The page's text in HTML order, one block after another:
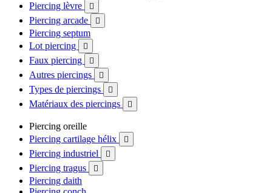
Piercing lèvre 
Piercing arcade 
Piercing septum
Lot piercing

Faux piercing 
Autres piercings 
Types de piercings 
Matériaux des piercings 
Piercing oreille
Piercing cartilage hélix

Piercing industriel 
Piercing tragus 
Piercing daith